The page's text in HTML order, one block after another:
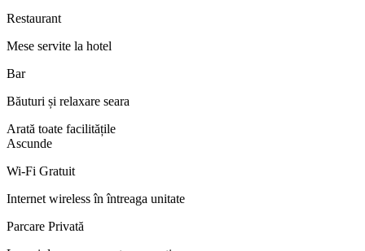
Restaurant
Mese servite la hotel
Bar
Băuturi și relaxare seara
Arată toate facilitățile
Ascunde
Wi‑Fi Gratuit
Internet wireless în întreaga unitate
Parcare Privată